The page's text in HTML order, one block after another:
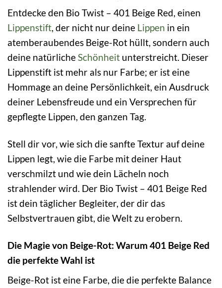
Entdecke den Bio Twist – 401 Beige Red, einen
Lippenstift, der nicht nur deine Lippen in ein
atemberaubendes Beige-Rot hüllt, sondern auch
deine natürlicheSchönheit unterstreicht. Dieser
Lippenstift ist mehr als nur Farbe; er ist eine
Hommage an deine Persönlichkeit, ein Ausdruck
deiner Lebensfreude und ein Versprechen für
gepflegte Lippen, den ganzen Tag.
Stell dir vor, wie sich die sanfte Textur auf deine
Lippen legt, wie die Farbe mit deiner Haut
verschmilzt und wie dein Lächeln noch
strahlender wird. Der Bio Twist – 401 Beige Red
ist dein täglicher Begleiter, der dir das
Selbstvertrauen gibt, die Welt zu erobern.
Die Magie von Beige-Rot: Warum 401 Beige Red
die perfekte Wahl ist
Beige-Rot ist eine Farbe, die die perfekte Balance